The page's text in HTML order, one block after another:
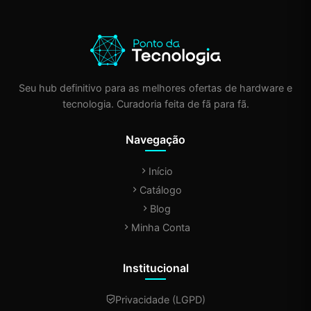
Seu hub definitivo para as melhores ofertas de hardware e
tecnologia. Curadoria feita de fã para fã.
Navegação
Início
Catálogo
Blog
Minha Conta
Institucional
Privacidade (LGPD)